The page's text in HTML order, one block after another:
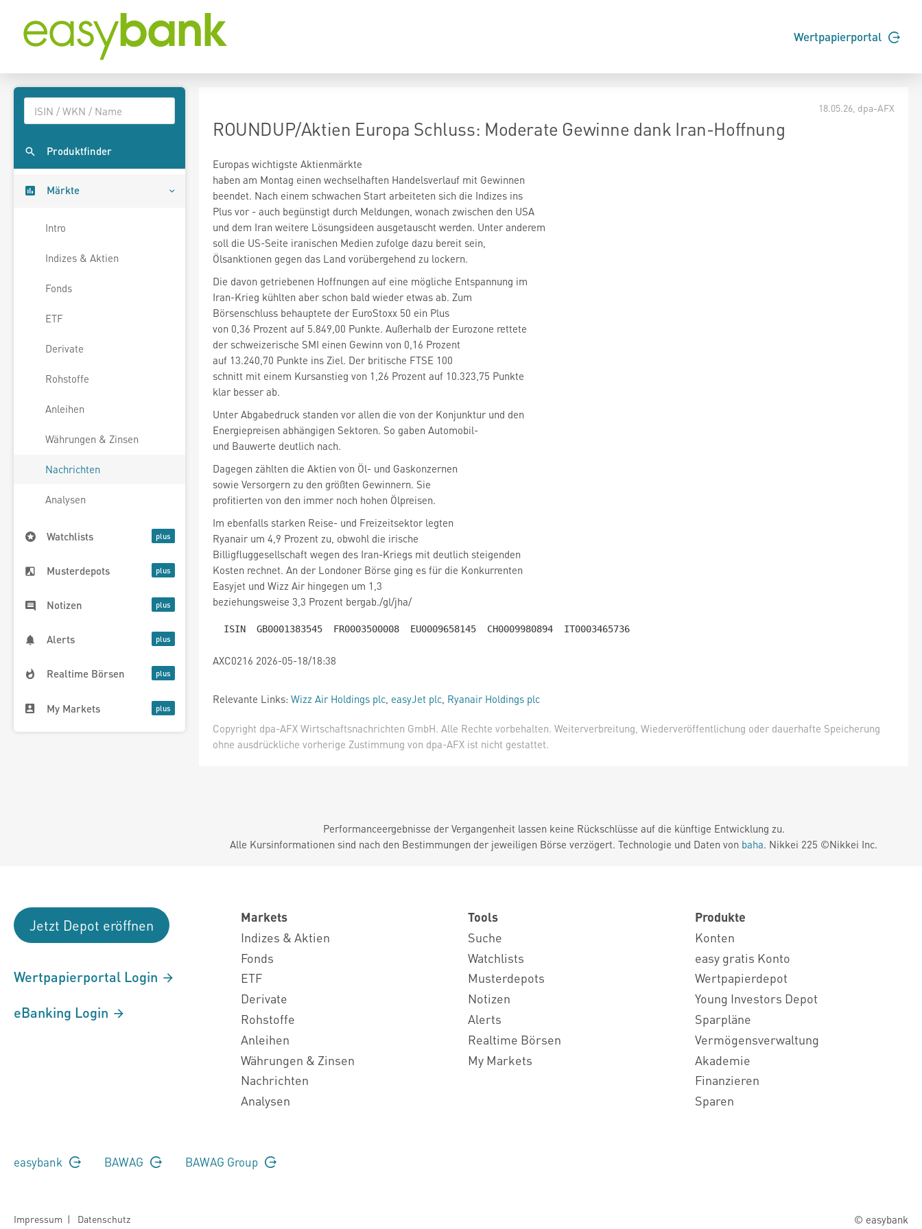
Wertpapierportal
Produktfinder
Märkte
Intro
Indizes & Aktien
Fonds
ETF
Derivate
Rohstoffe
Anleihen
Währungen & Zinsen
Nachrichten
Analysen
Watchlists
Musterdepots
Notizen
Alerts
Realtime Börsen
My Markets
18.05.26 , dpa-AFX
ROUNDUP/Aktien Europa Schluss: Moderate Gewinne dank Iran-Hoffnung
Europas wichtigste Aktienmärkte
haben am Montag einen wechselhaften Handelsverlauf mit Gewinnen
beendet. Nach einem schwachen Start arbeiteten sich die Indizes ins
Plus vor - auch begünstigt durch Meldungen, wonach zwischen den USA
und dem Iran weitere Lösungsideen ausgetauscht werden. Unter anderem
soll die US-Seite iranischen Medien zufolge dazu bereit sein,
Ölsanktionen gegen das Land vorübergehend zu lockern.
Die davon getriebenen Hoffnungen auf eine mögliche Entspannung im
Iran-Krieg kühlten aber schon bald wieder etwas ab. Zum
Börsenschluss behauptete der EuroStoxx 50 ein Plus
von 0,36 Prozent auf 5.849,00 Punkte. Außerhalb der Eurozone rettete
der schweizerische SMI einen Gewinn von 0,16 Prozent
auf 13.240,70 Punkte ins Ziel. Der britische FTSE 100
schnitt mit einem Kursanstieg von 1,26 Prozent auf 10.323,75 Punkte
klar besser ab.
Unter Abgabedruck standen vor allen die von der Konjunktur und den
und Bauwerte deutlich nach.
Dagegen zählten die Aktien von Öl- und Gaskonzernen
sowie Versorgern zu den größten Gewinnern. Sie
profitierten von den immer noch hohen Ölpreisen.
Im ebenfalls starken Reise- und Freizeitsektor legten
Ryanair um 4,9 Prozent zu, obwohl die irische
Billigfluggesellschaft wegen des Iran-Kriegs mit deutlich steigenden
Kosten rechnet. An der Londoner Börse ging es für die Konkurrenten
Easyjet und Wizz Air hingegen um 1,3
beziehungsweise 3,3 Prozent bergab./gl/jha/
AXC0216 2026-05-18/18:38
Relevante Links: Wizz Air Holdings plc, easyJet plc, Ryanair Holdings plc
Copyright dpa-AFX Wirtschaftsnachrichten GmbH. Alle Rechte vorbehalten. Weiterverbreitung, Wiederveröffentlichung oder dauerhafte Speicherung
ohne ausdrückliche vorherige Zustimmung von dpa-AFX ist nicht gestattet.
Performanceergebnisse der Vergangenheit lassen keine Rückschlüsse auf die künftige Entwicklung zu.
Alle Kursinformationen sind nach den Bestimmungen der jeweiligen Börse verzögert. Technologie und Daten von baha. Nikkei 225 ©Nikkei Inc.
Jetzt Depot eröffnen
Wertpapierportal Login
eBanking Login
Markets
Indizes & Aktien
Fonds
ETF
Derivate
Rohstoffe
Anleihen
Währungen & Zinsen
Nachrichten
Analysen
Tools
Suche
Watchlists
Musterdepots
Notizen
Alerts
Realtime Börsen
My Markets
Produkte
Konten
easy gratis Konto
Wertpapierdepot
Young Investors Depot
Sparpläne
Vermögensverwaltung
Akademie
Finanzieren
Sparen
easybank BAWAG BAWAG Group
Impressum | Datenschutz © easybank